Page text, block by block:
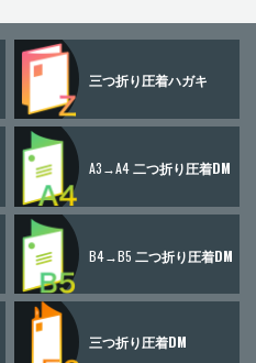
三つ折り圧着ハガキ
A3→A4二つ折り圧着DM
B4→B5 二つ折り圧着DM
三つ折り圧着DM